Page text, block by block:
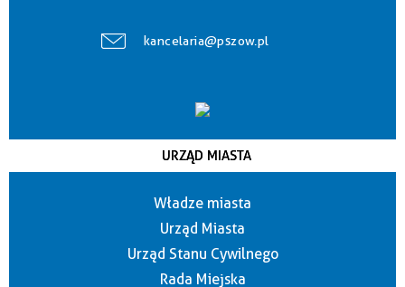
kancelaria@pszow.pl
URZĄD MIASTA
Władze miasta
Urząd Miasta
Urząd Stanu Cywilnego
Rada Miejska